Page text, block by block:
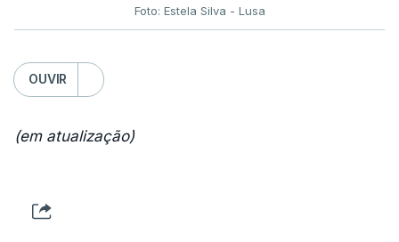
Foto: Estela Silva - Lusa
OUVIR
(em atualização)